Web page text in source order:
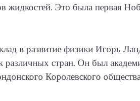
жидкостей. Это была первая
в развитие физики Игорь
различных стран. Он был
Королевского